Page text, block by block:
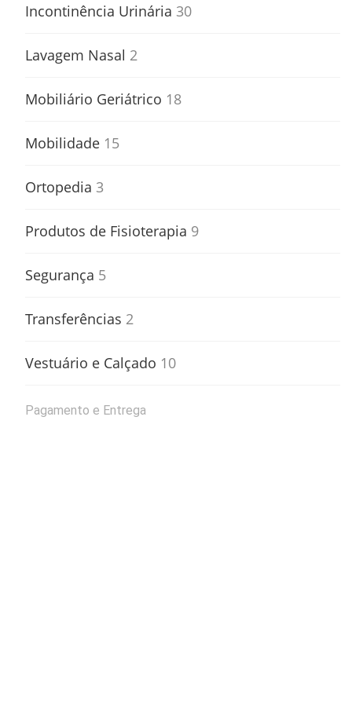
Incontinência Urinária 30
Lavagem Nasal 2
Mobiliário Geriátrico 18
Mobilidade 15
Ortopedia 3
Produtos de Fisioterapia 9
Segurança 5
Transferências 2
Vestuário e Calçado 10
Pagamento e Entrega